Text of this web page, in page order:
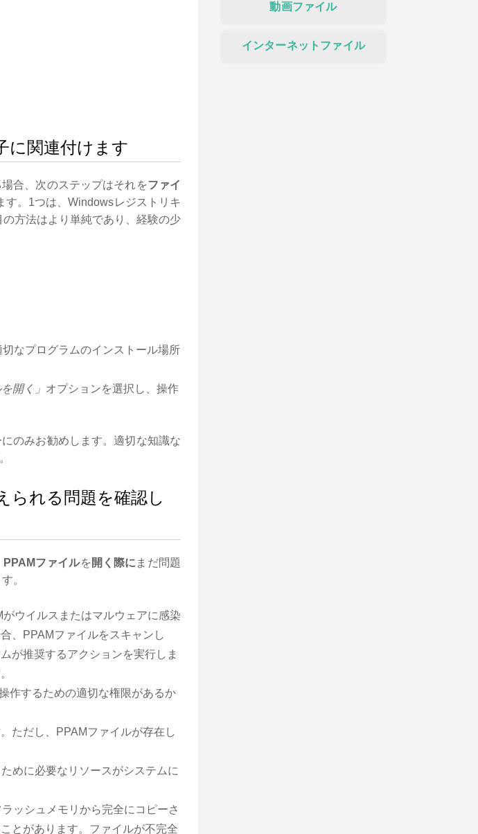
に関連付けます
合、次のステップはそれをファイ
。1つは、Windowsレジストリキ
方法はより単純であり、経験の少
切なプログラムのインストール場所
開く」 オプションを選択し、操作
のみお勧めします。適切な知識な
られる問題を確認し
PPAMファイルを 開く際に まだ問題
。
ウイルスまたはマルウェアに感染
、PPAMファイルをスキャンし
が推奨するアクションを実行しま
作するための適切な権限があるか
ただし、PPAMファイルが存在し
ために必要なリソースがシステムに
ッシュメモリから完全にコピーさ
とがあります。ファイルが不完全
動画ファイル
インターネットファイル